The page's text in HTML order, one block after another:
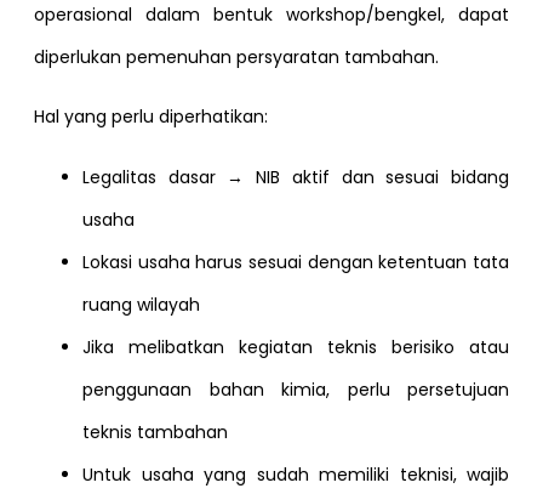
operasional dalam bentuk workshop/bengkel, dapat
diperlukan pemenuhan persyaratan tambahan.
Hal yang perlu diperhatikan:
Legalitas dasar → NIB aktif dan sesuai bidang
usaha
Lokasi usaha harus sesuai dengan ketentuan tata
ruang wilayah
Jika melibatkan kegiatan teknis berisiko atau
penggunaan bahan kimia, perlu persetujuan
teknis tambahan
Untuk usaha yang sudah memiliki teknisi, wajib